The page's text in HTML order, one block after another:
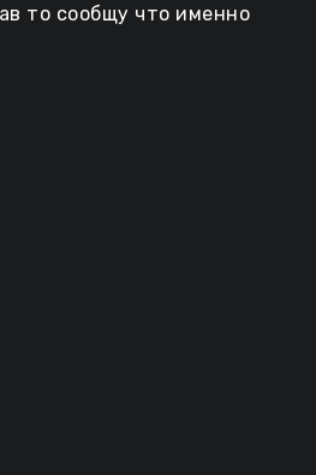
то сообщу что именно